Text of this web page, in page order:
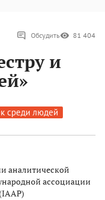
Обсудить 81 404
и
среди людей
аналитической
ассоциации